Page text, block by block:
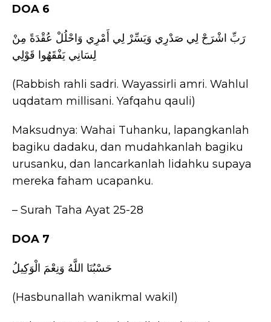
DOA 6
رَبِّ اشْرَحْ لِي صَدْرِي وَيَسِّرْ لِي أَمْرِي وَاحْلُلْ عُقْدَةً مِنْ
لِسَانِي يَفْقَهُوا قَوْلِي
(Rabbish rahli sadri. Wayassirli amri. Wahlul
uqdatam millisani. Yafqahu qauli)
Maksudnya: Wahai Tuhanku, lapangkanlah
bagiku dadaku, dan mudahkanlah bagiku
urusanku, dan lancarkanlah lidahku supaya
mereka faham ucapanku.
– Surah Taha Ayat 25-28
DOA 7
حَسْبُنَا اللَّهُ وَنِعْمَ الْوَكِيلُ
(Hasbunallah wanikmal wakil)